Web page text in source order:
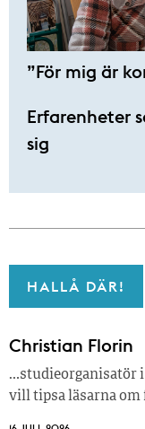
”För mig är
Erfarenheter
sig
HALLÅ DÄR!
Christian Florin
…studieorganisatör i
vill tipsa läsarna om